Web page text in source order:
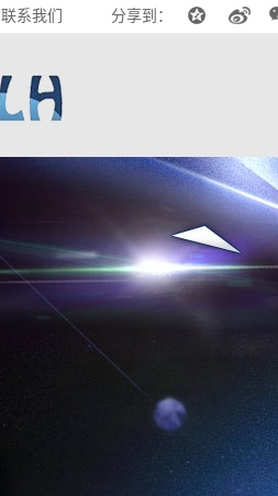
联系我们 分享到：